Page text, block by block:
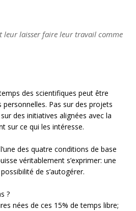
leur laisser faire leur travail comme
des scientifiques peut être
personnelles. Pas sur des projets
des initiatives alignées avec la
sur ce qui les intéresse.
des quatre conditions de base
véritablement s’exprimer: une
de s’autogérer.
?
nées de ces 15% de temps libre;